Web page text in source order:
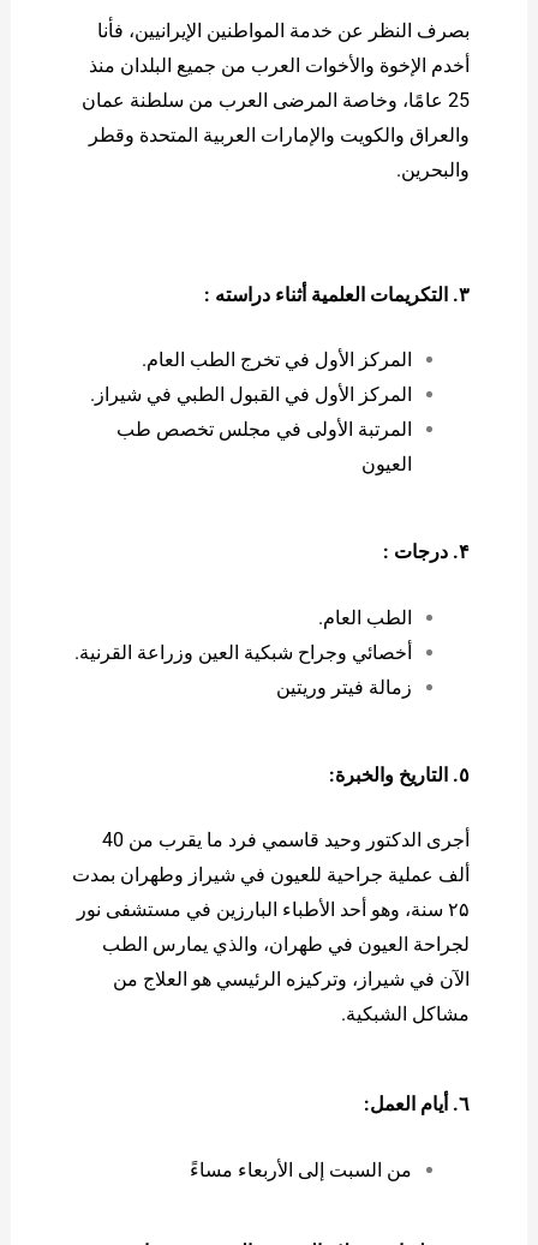
بصرف النظر عن خدمة المواطنين الإيرانيين، فأنا
أخدم الإخوة والأخوات العرب من جميع البلدان منذ
25 عامًا، وخاصة المرضى العرب من سلطنة عمان
والعراق والكويت والإمارات العربية المتحدة وقطر
والبحرين.
۳. التكريمات العلمية أثناء دراسته :
المركز الأول في تخرج الطب العام.
المركز الأول في القبول الطبي في شيراز.
المرتبة الأولى في مجلس تخصص طب
العيون
۴. درجات :
الطب العام.
أخصائي وجراح شبكية العين وزراعة القرنية.
زمالة فيتر وريتين
٥. التاريخ والخبرة:
أجرى الدكتور وحيد قاسمي فرد ما يقرب من 40
ألف عملية جراحية للعيون في شيراز وطهران بمدت
۲۵ سنة، وهو أحد الأطباء البارزين في مستشفى نور
لجراحة العيون في طهران، والذي يمارس الطب
الآن في شيراز، وتركيزه الرئيسي هو العلاج من
مشاكل الشبكية.
٦. أيام العمل:
من السبت إلى الأربعاء مساءً